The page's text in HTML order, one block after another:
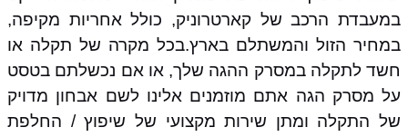
במעבדת הרכב של קארטרוניק, כולל אחריות מקיפה,
במחיר הזול והמשתלם בארץ.בכל מקרה של תקלה או
חשד לתקלה במסרק ההגה שלך, או אם נכשלתם בטסט
על מסרק הגה אתם מוזמנים אלינו לשם אבחון מדויק
של התקלה ומתן שירות מקצועי של שיפוץ / החלפת